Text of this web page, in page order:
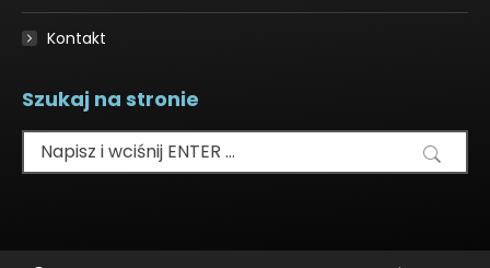
Kontakt
Szukaj na stronie
Szukaj: